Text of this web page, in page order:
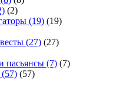
(2)
(19) (19)
(27) (27)
пасьянсы (7) (7)
(57) (57)